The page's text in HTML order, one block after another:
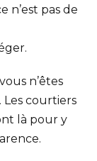
n’est pas de
n’êtes
Les courtiers
là pour y